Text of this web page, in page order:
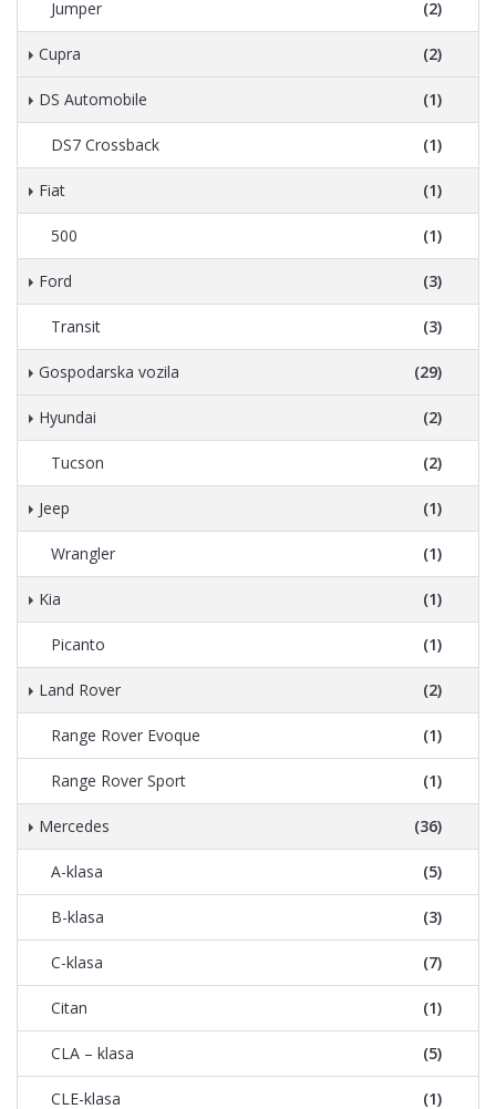
Jumper (2)
Cupra (2)
DS Automobile (1)
DS7 Crossback (1)
Fiat (1)
500 (1)
Ford (3)
Transit (3)
Gospodarska vozila (29)
Hyundai (2)
Tucson (2)
Jeep (1)
Wrangler (1)
Kia (1)
Picanto (1)
Land Rover (2)
Range Rover Evoque (1)
Range Rover Sport (1)
Mercedes (36)
A-klasa (5)
B-klasa (3)
C-klasa (7)
Citan (1)
CLA – klasa (5)
CLE-klasa (1)